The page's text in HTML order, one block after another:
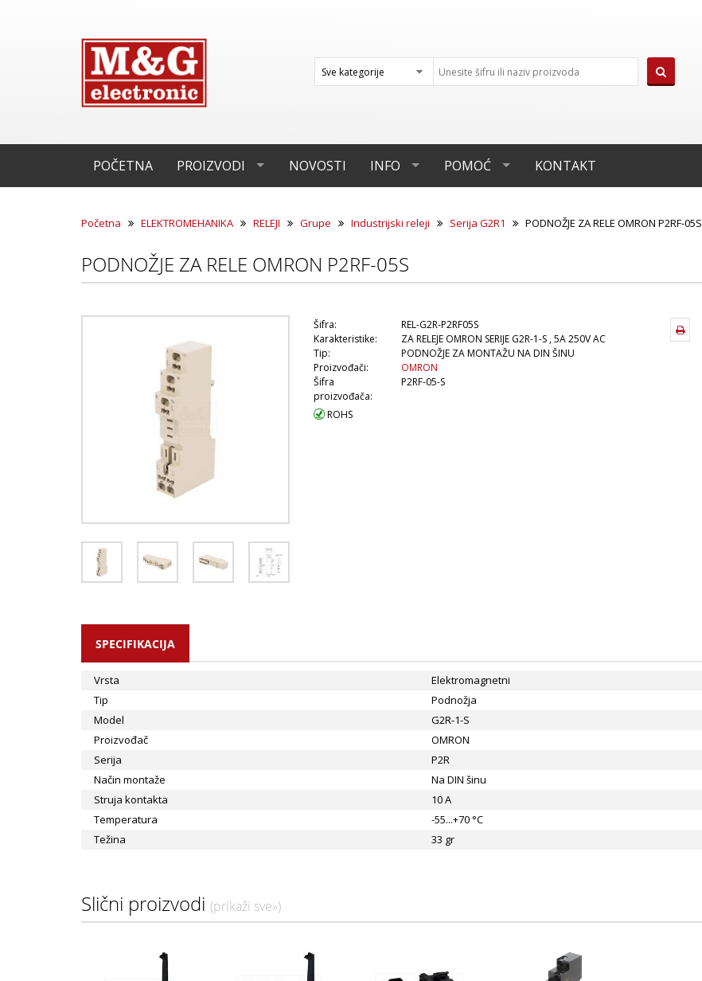
POČETNA PROIZVODI NOVOSTI INFO POMOĆ KONTAKT
Početna ELEKTROMEHANIKA RELEJI Grupe Industrijski releji Serija G2R1 PODNOŽJE ZA RELE OMRON P2RF-05S
PODNOŽJE ZA RELE OMRON P2RF-05S
Šifra:
REL-G2R-P2RF05S
Karakteristike:
ZA RELEJE OMRON SERIJE G2R-1-S , 5A 250V AC
Tip:
PODNOŽJE ZA MONTAŽU NA DIN ŠINU
Proizvođači:
OMRON
Šifra
proizvođača:
P2RF-05-S
ROHS
SPECIFIKACIJA
Vrsta
Elektromagnetni
Tip
Podnožja
Model
G2R-1-S
Proizvođač
OMRON
Serija
P2R
Način montaže
Na DIN šinu
Struja kontakta
10 A
Temperatura
-55...+70 °C
Težina
33 gr
Slični proizvodi (prikaži sve»)